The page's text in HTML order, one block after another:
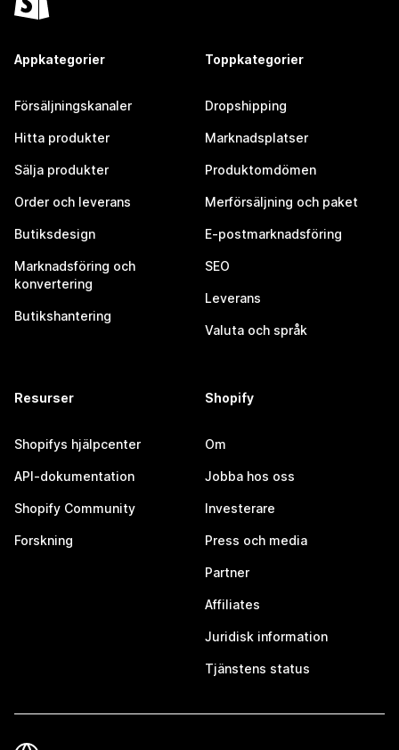
Appkategorier
Försäljningskanaler
Hitta produkter
Sälja produkter
Order och leverans
Butiksdesign
Marknadsföring och
konvertering
Butikshantering
Toppkategorier
Dropshipping
Marknadsplatser
Produktomdömen
Merförsäljning och paket
E-postmarknadsföring
SEO
Leverans
Valuta och språk
Resurser
Shopifys hjälpcenter
API-dokumentation
Shopify Community
Forskning
Shopify
Om
Jobba hos oss
Investerare
Press och media
Partner
Affiliates
Juridisk information
Tjänstens status